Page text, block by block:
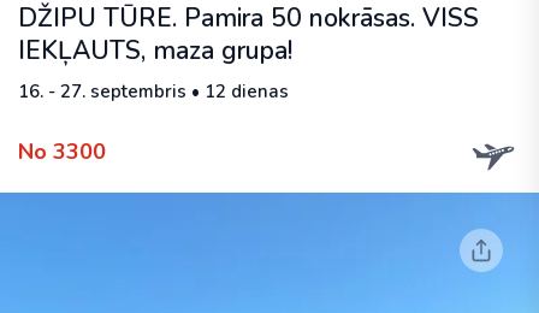
DŽIPU TŪRE. Pamira 50 nokrāsas. VISS
IEKĻAUTS, maza grupa!
16. - 27. septembris • 12 dienas
No 3300